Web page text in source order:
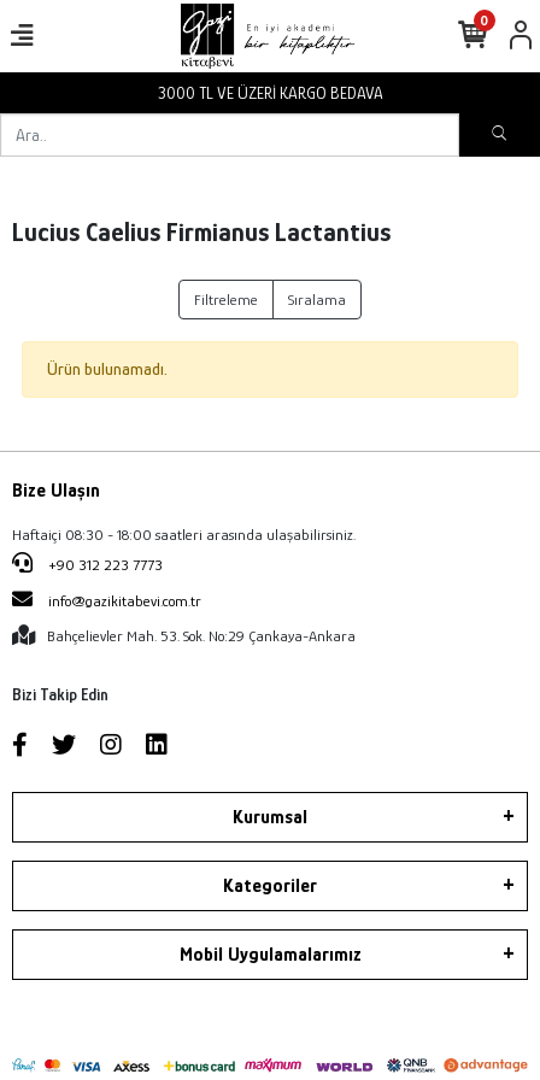
3000 TL VE ÜZERİ KARGO BEDAVA
0
Lucius Caelius Firmianus Lactantius
Filtreleme Sıralama
Ürün bulunamadı.
Bize Ulaşın
Haftaiçi 08:30 - 18:00 saatleri arasında ulaşabilirsiniz.
+90 312 223 7773
info@gazikitabevi.com.tr
Bahçelievler Mah. 53. Sok. No:29 Çankaya-Ankara
Bizi Takip Edin
Kurumsal
Kategoriler
Mobil Uygulamalarımız